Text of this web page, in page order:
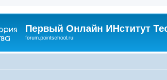
Первый Онлайн ИНститут
forum.pointschool.ru